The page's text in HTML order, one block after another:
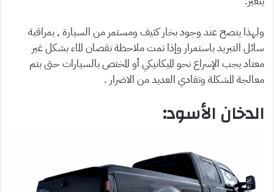
ولهذا ينصح عند وجود بخار كثيف ومستمر من السيارة , بمراقبة
سائل التبريد باستمرار وإذا تمت ملاحظة نقصان الماء بشكل غير
معتاد يجب الإسراع نحو الميكانيكي أو المختص بالسيارات حتى بتم
معالجة المشكلة وتفادي العديد من الاضرار .
الدخان الأسود: